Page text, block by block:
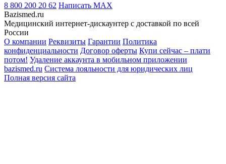
8 800 200 20 62 Написать MAX
Bazismed.ru
Медицинский интернет-дискаунтер с доставкой по всей
России
О компании Реквизиты Гарантии Политика
конфиденциальности Договор оферты Купи сейчас – плати
потом! Удаление аккаунта в мобильном приложении
bazismed.ru Система лояльности для юридических лиц
Полная версия сайта